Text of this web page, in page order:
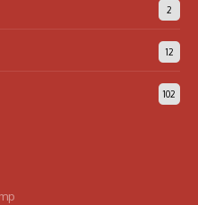
2
12
102